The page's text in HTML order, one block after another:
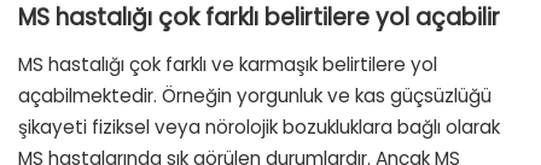
MS hastalığı çok farklı belirtilere yol açabilir
MS hastalığı çok farklı ve karmaşık belirtilere yol
açabilmektedir. Örneğin yorgunluk ve kas güçsüzlüğü
şikayeti fiziksel veya nörolojik bozukluklara bağlı olarak
MS hastalarında sık görülen durumlardır. Ancak MS